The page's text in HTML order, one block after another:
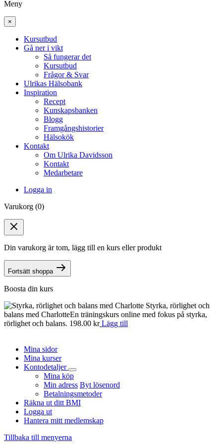
Meny
×
Kursutbud
Gå ner i vikt
Så fungerar det
Kursutbud
Frågor & Svar
Ulrikas Hälsobank
Inspiration
Recept
Kunskapsbanken
Blogg
Framgångshistorier
Hälsokök
Kontakt
Om Ulrika Davidsson
Kontakt
Medarbetare
Logga in
Varukorg (0)
Din varukorg är tom, lägg till en kurs eller produkt
Fortsätt shoppa
Boosta din kurs
Styrka, rörlighet och
balans med CharlotteEn träningskurs online med fokus på styrka,
rörlighet och balans. 198.00 krLägg till
Mina sidor
Mina kurser
Kontodetaljer
Mina köp
Min adress Byt lösenord
Betalningsmetoder
Räkna ut ditt BMI
Logga ut
Hantera mitt medlemskap
Tillbaka till menyerna